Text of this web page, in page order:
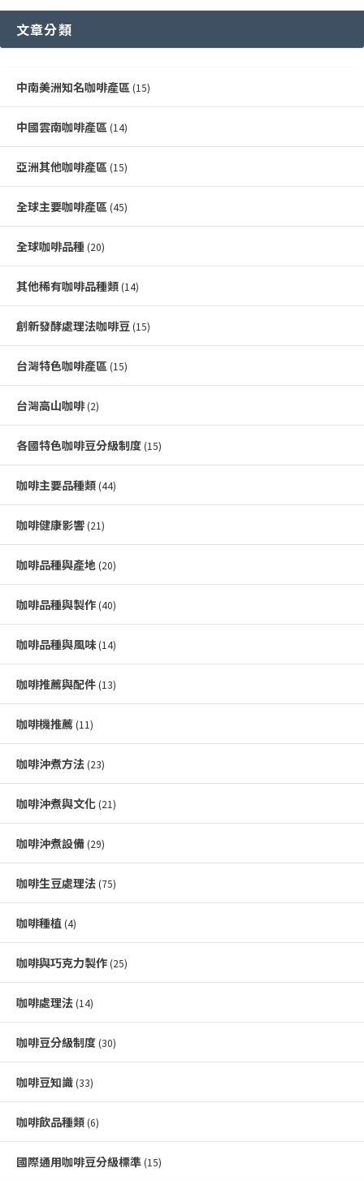
文章分類
中南美洲知名咖啡產區 (15)
中國雲南咖啡產區 (14)
亞洲其他咖啡產區 (15)
全球主要咖啡產區 (45)
全球咖啡品種 (20)
其他稀有咖啡品種類 (14)
創新發酵處理法咖啡豆 (15)
台灣特色咖啡產區 (15)
台灣高山咖啡(2)
各國特色咖啡豆分級制度 (15)
咖啡主要品種類 (44)
咖啡健康影響 (21)
咖啡品種與產地 (20)
咖啡品種與製作 (40)
咖啡品種與風味(14)
咖啡推薦與配件 (13)
咖啡機推薦 (11)
咖啡沖煮方法 (23)
咖啡沖煮與文化 (21)
咖啡沖煮設備 (29)
咖啡生豆處理法 (75)
咖啡種植 (4)
咖啡與巧克力製作 (25)
咖啡處理法 (14)
咖啡豆分級制度 (30)
咖啡豆知識 (33)
咖啡飲品種類 (6)
國際通用咖啡豆分級標準 (15)